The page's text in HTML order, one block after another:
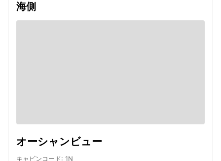
海側
オーシャンビュー
キャビンコード: 1N